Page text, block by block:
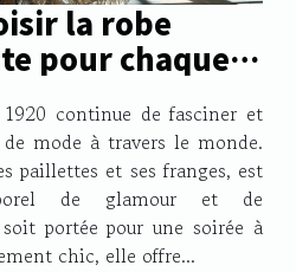
la robe
pour chaque
1920 continue de fasciner et
mode à travers le monde.
paillettes et ses franges, est
de glamour et de
portée pour une soirée à
chic, elle offre...